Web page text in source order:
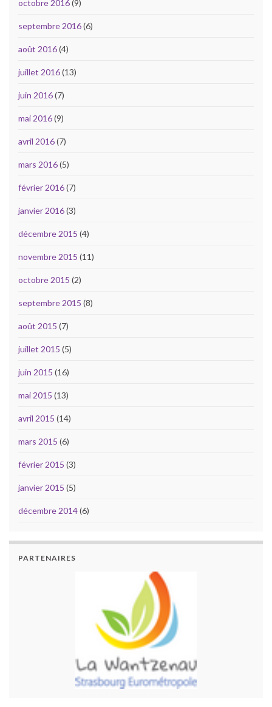
octobre 2016(9)
septembre 2016(6)
août 2016(4)
juillet 2016(13)
juin 2016(7)
mai 2016(9)
avril 2016(7)
mars 2016(5)
février 2016(7)
janvier 2016(3)
décembre 2015 (4)
novembre 2015 (11)
octobre 2015 (2)
septembre 2015 (8)
août 2015 (7)
juillet 2015 (5)
juin 2015 (16)
mai 2015 (13)
avril 2015 (14)
mars 2015 (6)
février 2015 (3)
janvier 2015 (5)
décembre 2014(6)
PARTENAIRES